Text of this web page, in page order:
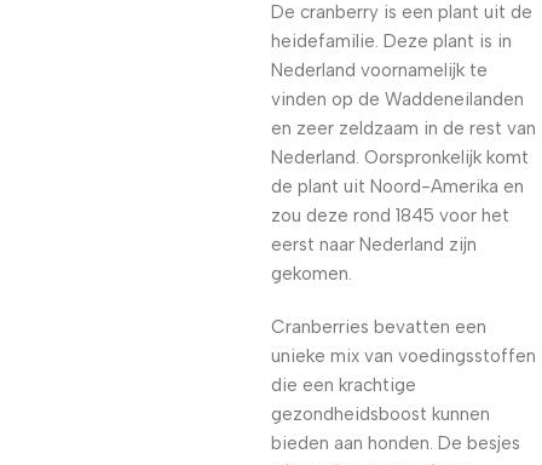
De cranberry is een plant uit de
heidefamilie. Deze plant is in
Nederland voornamelijk te
vinden op de Waddeneilanden
en zeer zeldzaam in de rest van
Nederland. Oorspronkelijk komt
de plant uit Noord-Amerika en
zou deze rond 1845 voor het
eerst naar Nederland zijn
gekomen.
Cranberries bevatten een
unieke mix van voedingsstoffen
die een krachtige
gezondheidsboost kunnen
bieden aan honden. De besjes